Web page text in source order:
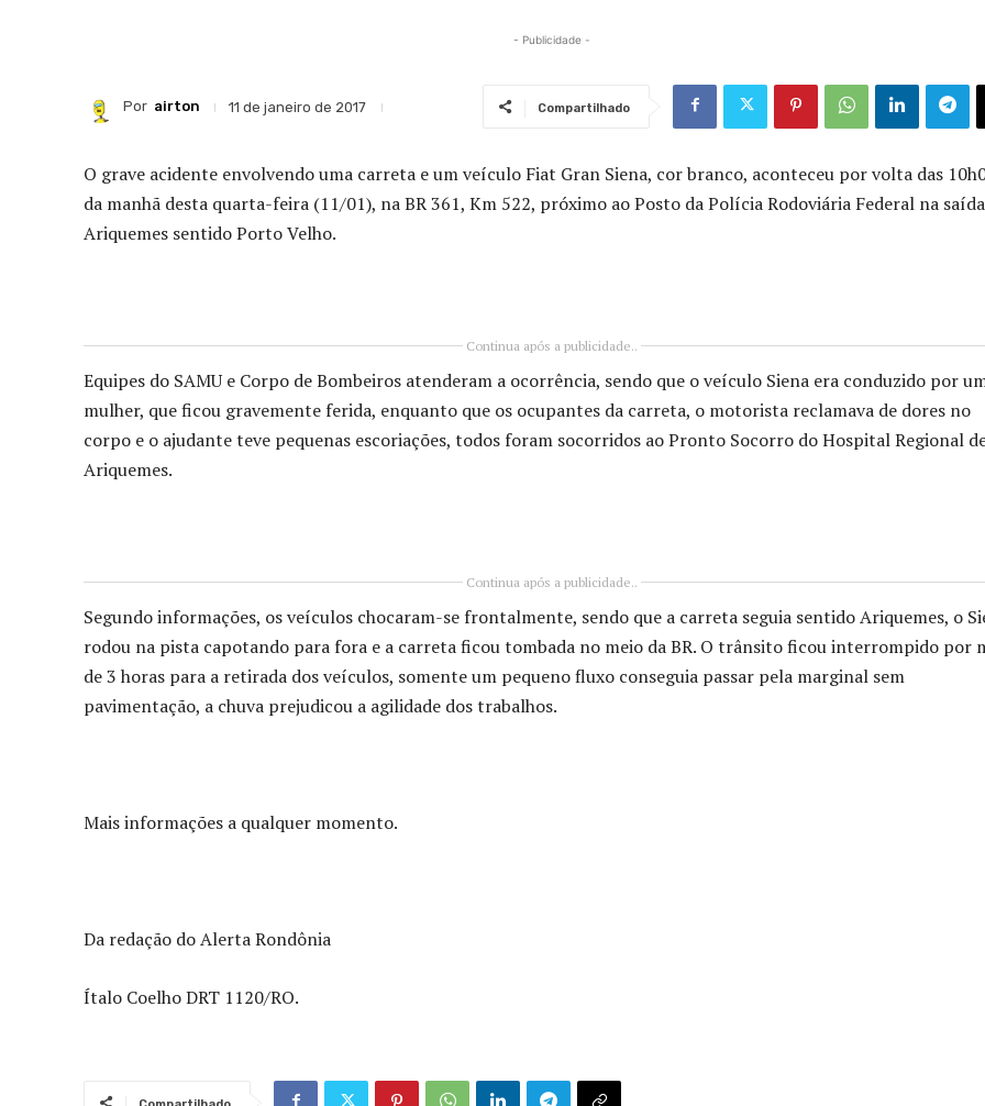
- Publicidade -
Por airton 11 de janeiro de 2017 Compartilhado
O grave acidente envolvendo uma carreta e um veículo Fiat Gran Siena, cor branco, aconteceu por volta das
da manhã desta quarta-feira (11/01), na BR 361, Km 522, próximo ao Posto da Polícia Rodoviária Federal na
Ariquemes sentido Porto Velho.
Continua após a publicidade..
Equipes do SAMU e Corpo de Bombeiros atenderam a ocorrência, sendo que o veículo Siena era conduzido por
mulher, que ficou gravemente ferida, enquanto que os ocupantes da carreta, o motorista reclamava de dores no
corpo e o ajudante teve pequenas escoriações, todos foram socorridos ao Pronto Socorro do Hospital Regional
Ariquemes.
Continua após a publicidade..
Segundo informações, os veículos chocaram-se frontalmente, sendo que a carreta seguia sentido Ariquemes, o
rodou na pista capotando para fora e a carreta ficou tombada no meio da BR. O trânsito ficou interrompido por
de 3 horas para a retirada dos veículos, somente um pequeno fluxo conseguia passar pela marginal sem
pavimentação, a chuva prejudicou a agilidade dos trabalhos.
Mais informações a qualquer momento.
Da redação do Alerta Rondônia
Ítalo Coelho DRT 1120/RO.